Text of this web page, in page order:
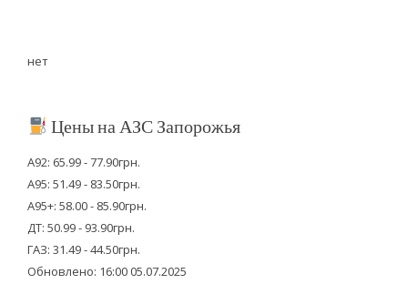
нет
Цены на АЗС Запорожья
А92: 65.99 - 77.90грн.
А95: 51.49 - 83.50грн.
А95+: 58.00 - 85.90грн.
ДТ: 50.99 - 93.90грн.
ГАЗ: 31.49 - 44.50грн.
Обновлено: 16:00 05.07.2025